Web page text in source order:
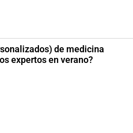
de medicina
expertos en verano?